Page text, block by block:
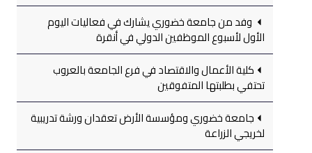
وفد من جامعة خضوري يشارك في فعاليات اليوم
الأول لأسبوع الموظفين الدولي في أنقرة
كلية الأعمال والاقتصاد في فرع الجامعة بالعروب
تحتفي بطلبتها المتفوقين
جامعة خضوري ومؤسسة الأرض تعقدان ورشة تدريبية
لخريجي الزراعة